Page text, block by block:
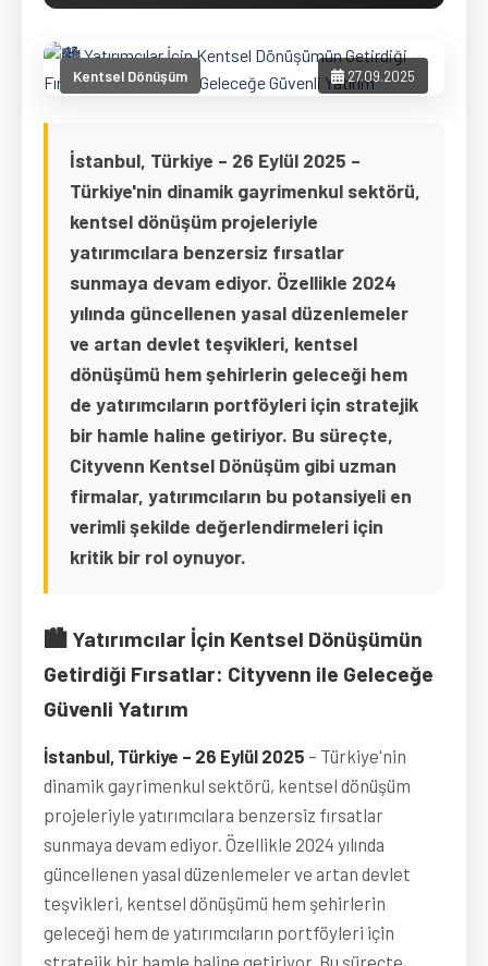
Kentsel Dönüşüm 27.09.2025
İstanbul, Türkiye – 26 Eylül 2025 –
Türkiye'nin dinamik gayrimenkul sektörü,
kentsel dönüşüm projeleriyle
yatırımcılara benzersiz fırsatlar
sunmaya devam ediyor. Özellikle 2024
yılında güncellenen yasal düzenlemeler
ve artan devlet teşvikleri, kentsel
dönüşümü hem şehirlerin geleceği hem
de yatırımcıların portföyleri için stratejik
bir hamle haline getiriyor. Bu süreçte,
Cityvenn Kentsel Dönüşüm gibi uzman
firmalar, yatırımcıların bu potansiyeli en
verimli şekilde değerlendirmeleri için
kritik bir rol oynuyor.
🏙️ Yatırımcılar İçin Kentsel Dönüşümün
Getirdiği Fırsatlar: Cityvenn ile Geleceğe
Güvenli Yatırım
İstanbul, Türkiye – 26 Eylül 2025 – Türkiye'nin
dinamik gayrimenkul sektörü, kentsel dönüşüm
projeleriyle yatırımcılara benzersiz fırsatlar
sunmaya devam ediyor. Özellikle 2024 yılında
güncellenen yasal düzenlemeler ve artan devlet
teşvikleri, kentsel dönüşümü hem şehirlerin
geleceği hem de yatırımcıların portföyleri için
stratejik bir hamle haline getiriyor. Bu süreçte,